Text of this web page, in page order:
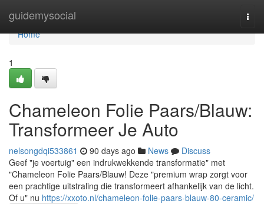
guidemysocial
Home
Home
1
Chameleon Folie Paars/Blauw:
Transformeer Je Auto
nelsongdqi533861 90 days ago News
Discuss
Geef "je voertuig" een indrukwekkende transformatie" met
"Chameleon Folie Paars/Blauw! Deze "premium wrap zorgt voor
een prachtige uitstraling die transformeert afhankelijk van de licht.
Of u" nu https://xxoto.nl/chameleon-folie-paars-blauw-80-ceramic/